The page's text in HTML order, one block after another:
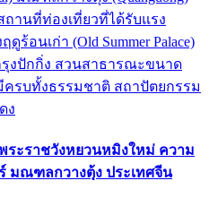
านที่ท่องเที่ยวที่ได้รับแรง
ร้อนเก่า (Old Summer Palace)
งปักกิ่ง สวนสาธารณะขนาด
รบทั้งธรรมชาติ สถาปัตยกรรม
ง
พระราชวังหยวนหมิงใหม่ ความ
มณฑลกวางตุ้ง ประเทศจีน